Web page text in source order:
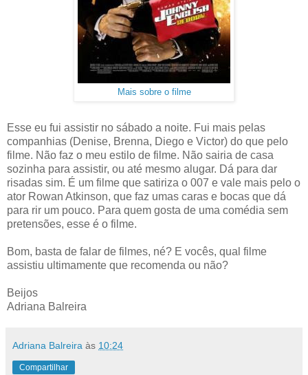
Mais sobre o filme
Esse eu fui assistir no sábado a noite. Fui mais pelas
companhias (Denise, Brenna, Diego e Victor) do que pelo
filme. Não faz o meu estilo de filme. Não sairia de casa
sozinha para assistir, ou até mesmo alugar. Dá para dar
risadas sim. É um filme que satiriza o 007 e vale mais pelo o
ator Rowan Atkinson, que faz umas caras e bocas que dá
para rir um pouco. Para quem gosta de uma comédia sem
pretensões, esse é o filme.
Bom, basta de falar de filmes, né? E vocês, qual filme
assistiu ultimamente que recomenda ou não?
Beijos
Adriana Balreira
Adriana Balreira às 10:24
Compartilhar